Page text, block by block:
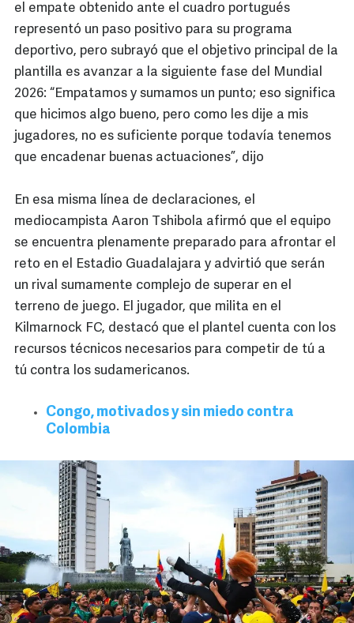
el empate obtenido ante el cuadro portugués
representó un paso positivo para su programa
deportivo, pero subrayó que el objetivo principal de la
plantilla es avanzar a la siguiente fase del Mundial
2026: “Empatamos y sumamos un punto; eso significa
que hicimos algo bueno, pero como les dije a mis
jugadores, no es suficiente porque todavía tenemos
que encadenar buenas actuaciones”, dijo
En esa misma línea de declaraciones, el
mediocampista Aaron Tshibola afirmó que el equipo
se encuentra plenamente preparado para afrontar el
reto en el Estadio Guadalajara y advirtió que serán
un rival sumamente complejo de superar en el
terreno de juego. El jugador, que milita en el
Kilmarnock FC, destacó que el plantel cuenta con los
recursos técnicos necesarios para competir de tú a
tú contra los sudamericanos.
Congo, motivados y sin miedo contra
Colombia